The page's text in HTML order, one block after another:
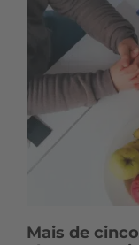
Mais de